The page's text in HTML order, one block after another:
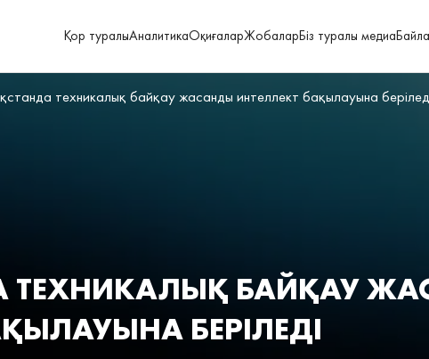
Қор туралыАналитикаОқиғаларЖобаларБіз туралы медиа
техникалық байқау жасанды интеллект бақылауына
ТЕХНИКАЛЫҚ БАЙҚАУ
БЕРІЛЕДІ